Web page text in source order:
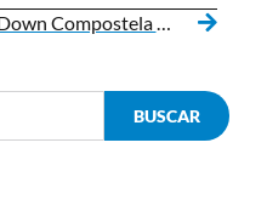
Down Compostela estrea “As probas de Hércules”